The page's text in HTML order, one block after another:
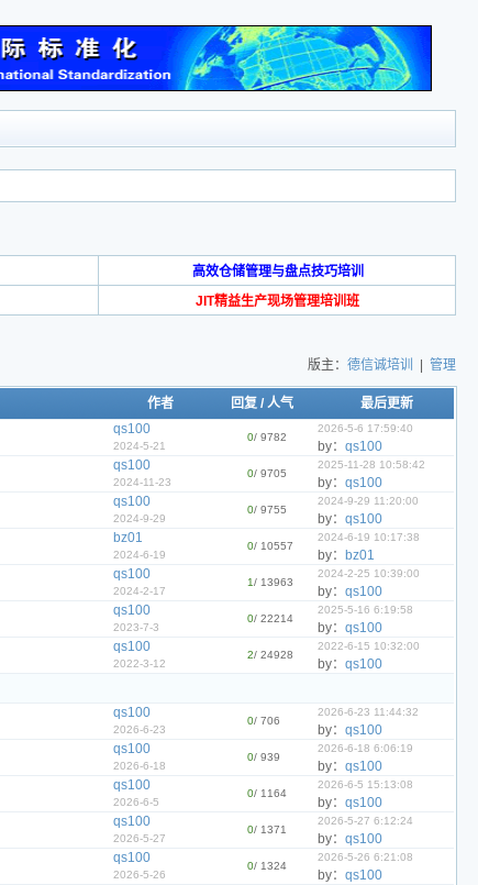
高效仓储管理与盘点技巧培训
JIT精益生产现场管理培训班
版主： 德信诚培训 管理
作者 回复 /人气 最后更新
qs100
2024-5-21
0/ 9782
2026-5-6 17:59:40
by：qs100
qs100
2024-11-23
0/ 9705
2025-11-28 10:58:42
by：qs100
qs100
2024-9-29
0/ 9755
2024-9-29 11:20:00
by：qs100
bz01
2024-6-19
0/ 10557
2024-6-19 10:17:38
by： bz01
qs100
2024-2-17
1/ 13963
2024-2-25 10:39:00
by：qs100
qs100
2023-7-3
0/ 22214
2025-5-16 6:19:58
by：qs100
qs100
2022-3-12
2/ 24928
2022-6-15 10:32:00
by：qs100
qs100
2026-6-23
0/ 706
2026-6-23 11:44:32
by：qs100
qs100
2026-6-18
0/ 939
2026-6-18 6:06:19
by：qs100
qs100
2026-6-5
0/ 1164
2026-6-5 15:13:08
by：qs100
qs100
2026-5-27
0/ 1371
2026-5-27 6:12:24
by：qs100
qs100
2026-5-26
0/ 1324
2026-5-26 6:21:08
by：qs100